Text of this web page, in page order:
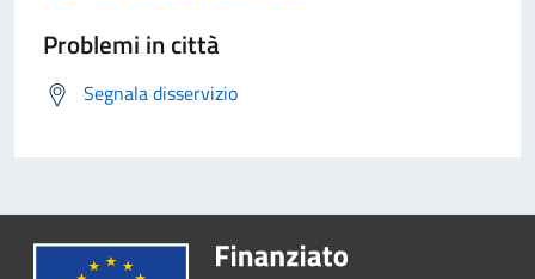
Problemi in città
Segnala disservizio